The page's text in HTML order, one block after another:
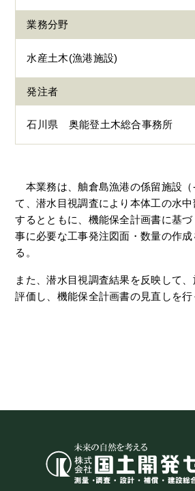
業務分野
水産土木(漁港施設)
発注者
石川県 奥能登土木総合事務所
本業務は、舳倉島漁港の係留施設（
て、潜水目視調査により本体工の水
するとともに、機能保全計画書に基
事に必要な工事発注図面・数量の作
る。
また、潜水目視調査結果を反映して
評価し、機能保全計画書の見直しを行